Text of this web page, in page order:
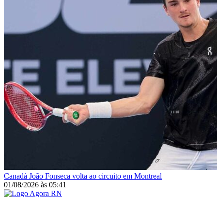
Canadá João Fonseca volta ao circuito em Montreal
01/08/2026 às 05:41